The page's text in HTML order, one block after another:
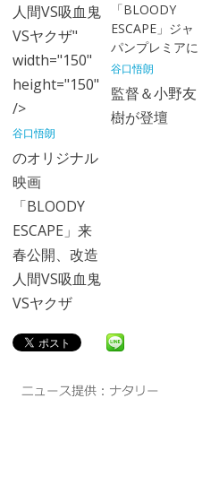
人間VS吸血鬼
VSヤクザ"
width="150"
height="150"
/>
谷口悟朗
のオリジナル
映画
「BLOODY
ESCAPE」来
春公開、改造
人間VS吸血鬼
VSヤクザ
「BLOODY
ESCAPE」ジャ
パンプレミアに
谷口悟朗
監督＆小野友
樹が登壇